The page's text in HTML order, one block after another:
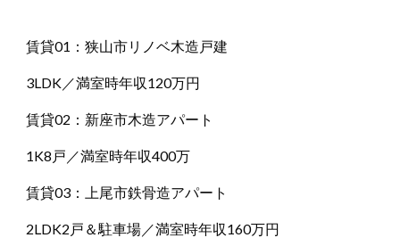
賃貸01：狭山市リノベ木造戸建
3LDK／満室時年収120万円
賃貸02：新座市木造アパート
1K8戸／満室時年収400万
賃貸03：上尾市鉄骨造アパート
2LDK2戸＆駐車場／満室時年収160万円